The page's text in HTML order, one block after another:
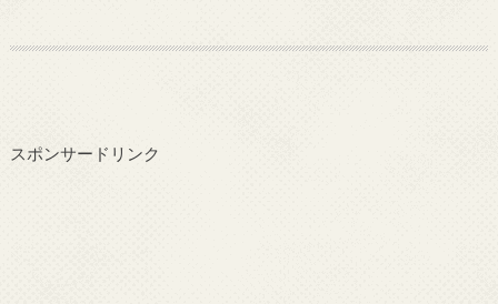
スポンサードリンク